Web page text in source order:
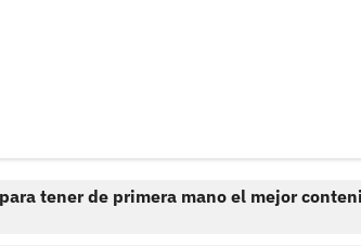
tener de primera mano el mejor